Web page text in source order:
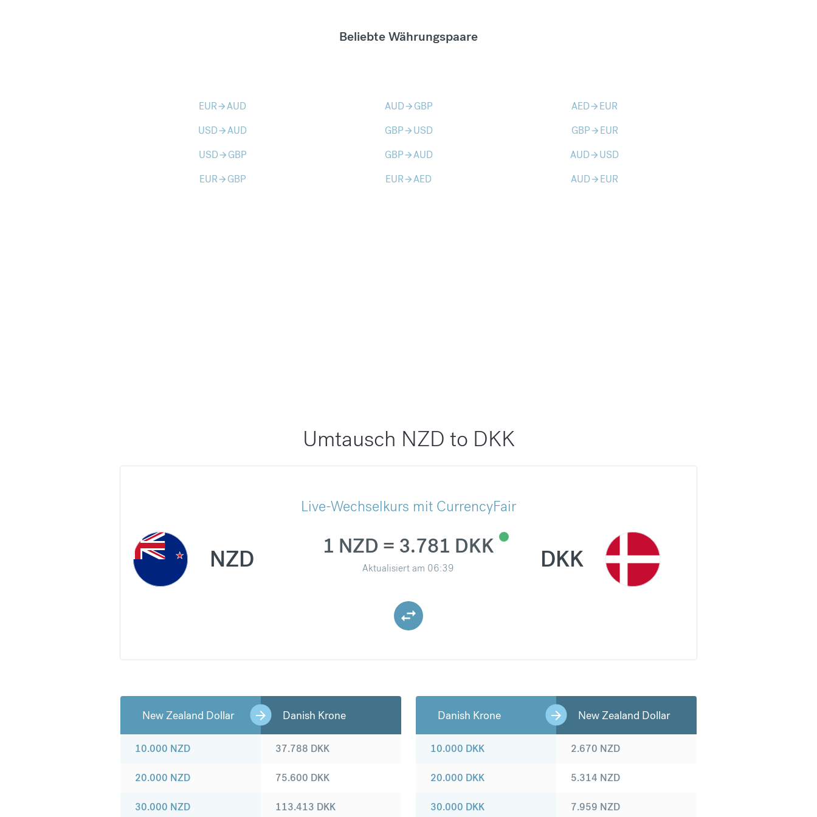
Beliebte Währungspaare
EURarrow_forwardAUD AUDarrow_forward GBP AEDarrow_forward EUR
USDarrow_forwardAUD GBParrow_forward USD GBParrow_forward EUR
USDarrow_forward GBP GBParrow_forwardAUD AUDarrow_forward USD
EURarrow_forward GBP EURarrow_forwardAED AUDarrow_forward EUR
Umtausch NZD to DKK
Live-Wechselkurs mit CurrencyFair
NZD 1 NZD = 3.781 DKK
Aktualisiert am 06:39 DKK
New Zealand Dollar Danish Krone
10.000 NZD
20.000 NZD
30.000 NZD
37.788 DKK
75.600 DKK
113.413 DKK
Danish Krone New Zealand Dollar
10.000 DKK
20.000 DKK
30.000 DKK
2.670 NZD
5.314 NZD
7.959 NZD